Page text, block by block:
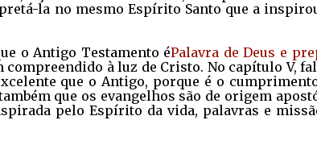
la no mesmo Espírito Santo que a
o Antigo Testamento éPalavra de Deus e
compreendido à luz de Cristo. No capítulo V,
que o Antigo, porque é o
que os evangelhos são de origem
pelo Espírito da vida, palavras e